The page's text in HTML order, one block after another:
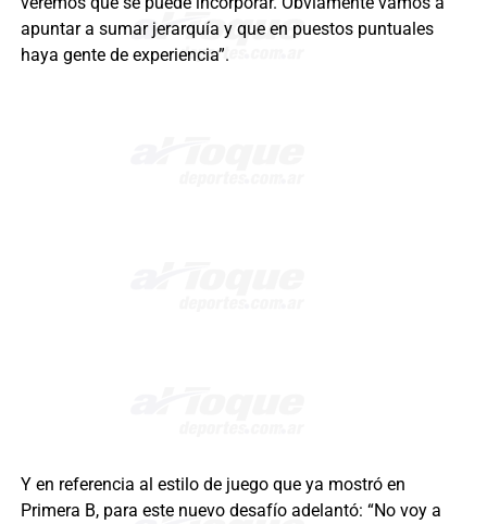
apuntar a sumar jerarquía y que en puestos puntuales
haya gente de experiencia”.
Y en referencia al estilo de juego que ya mostró en
Primera B, para este nuevo desafío adelantó: “No voy a